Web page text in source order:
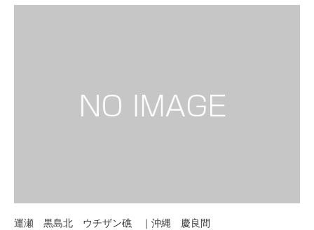
運瀬 黒島北 ウチザン礁 ｜沖縄 慶良間